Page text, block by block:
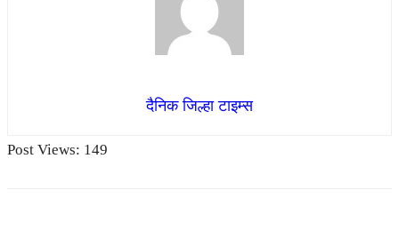
दैनिक जिल्हा टाइम्स
Post Views: 149